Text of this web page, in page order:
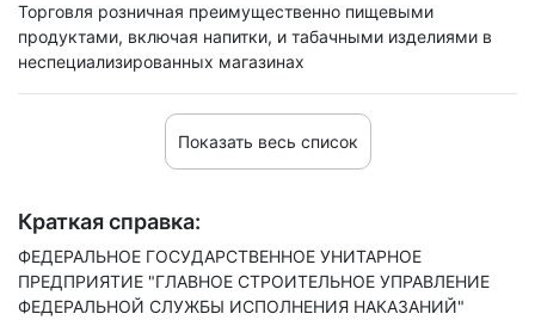
Торговля розничная преимущественно пищевыми
продуктами, включая напитки, и табачными изделиями в
неспециализированных магазинах
Показать весь список
Краткая справка:
ФЕДЕРАЛЬНОЕ ГОСУДАРСТВЕННОЕ УНИТАРНОЕ
ПРЕДПРИЯТИЕ "ГЛАВНОЕ СТРОИТЕЛЬНОЕ УПРАВЛЕНИЕ
ФЕДЕРАЛЬНОЙ СЛУЖБЫ ИСПОЛНЕНИЯ НАКАЗАНИЙ"